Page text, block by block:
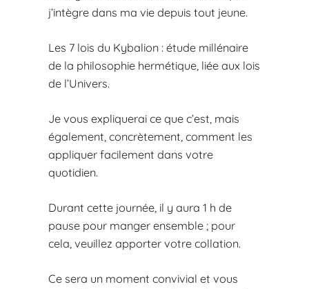
j’intègre dans ma vie depuis tout jeune.
Les 7 lois du Kybalion : étude millénaire
de la philosophie hermétique, liée aux lois
de l’Univers.
Je vous expliquerai ce que c’est, mais
également, concrètement, comment les
appliquer facilement dans votre
quotidien.
Durant cette journée, il y aura 1 h de
pause pour manger ensemble ; pour
cela, veuillez apporter votre collation.
Ce sera un moment convivial et vous